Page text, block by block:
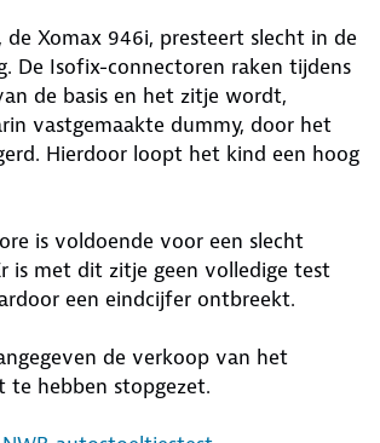
Xomax 946i, presteert slecht in de
De Isofix-connectoren raken tijdens
de basis en het zitje wordt,
vastgemaakte dummy, door het
Hierdoor loopt het kind een hoog
is voldoende voor een slecht
is met dit zitje geen volledige test
een eindcijfer ontbreekt.
de verkoop van het
te hebben stopgezet.